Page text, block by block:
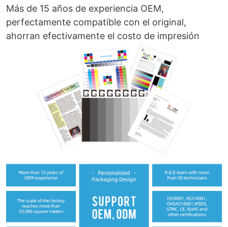
Más de 15 años de experiencia OEM,
perfectamente compatible con el original,
ahorran efectivamente el costo de impresión